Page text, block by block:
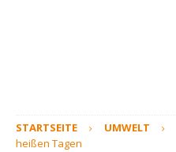
STARTSEITE UMWELT
heißen Tagen